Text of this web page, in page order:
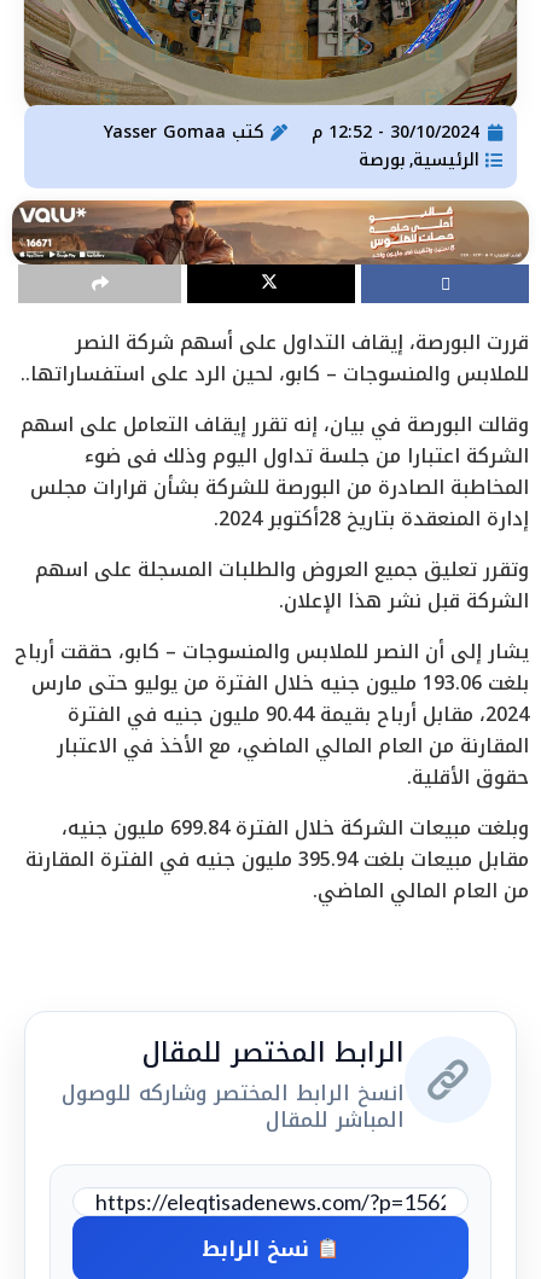
30/10/2024 - 12:52 م كتب
الرئيسية, بورصة
قررت البورصة، إيقاف التداول على أسهم شركة النصر
للملابس والمنسوجات – كابو، لحين الرد على استفساراتها..
وقالت البورصة في بيان، إنه تقرر إيقاف التعامل على اسهم
الشركة اعتبارا من جلسة تداول اليوم وذلك فى ضوء
المخاطبة الصادرة من البورصة للشركة بشأن قرارات مجلس
إدارة المنعقدة بتاريخ 28أكتوبر 2024.
وتقرر تعليق جميع العروض والطلبات المسجلة على اسهم
الشركة قبل نشر هذا الإعلان.
يشار إلى أن النصر للملابس والمنسوجات – كابو، حققت أرباح
بلغت 193.06 مليون جنيه خلال الفترة من يوليو حتى مارس
2024، مقابل أرباح بقيمة 90.44 مليون جنيه في الفترة
المقارنة من العام المالي الماضي، مع الأخذ في الاعتبار
حقوق الأقلية.
وبلغت مبيعات الشركة خلال الفترة 699.84 مليون جنيه،
مقابل مبيعات بلغت 395.94 مليون جنيه في الفترة المقارنة
من العام المالي الماضي.
الرابط المختصر للمقال
انسخ الرابط المختصر وشاركه للوصول
المباشر للمقال
نسخ الرابط